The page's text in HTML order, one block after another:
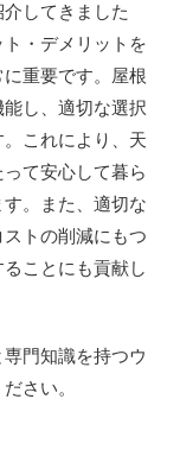
してきました
・デメリットを
重要です。屋根
し、適切な選択
これにより、天
て安心して暮ら
。また、適切な
トの削減にもつ
ことにも貢献し
門知識を持つウ
さい。